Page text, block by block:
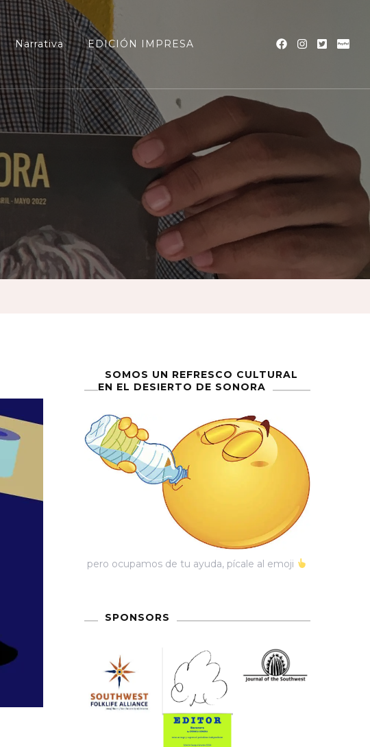
Narrativa EDICIÓN IMPRESA
SOMOS UN REFRESCO CULTURAL
EN EL DESIERTO DE SONORA
pero ocupamos de tu ayuda, pícale al emoji
SPONSORS